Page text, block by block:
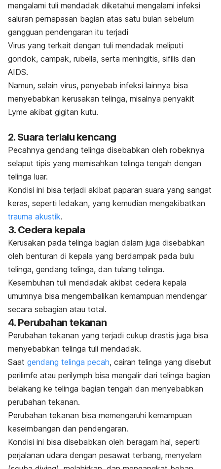
mengalami tuli mendadak diketahui mengalami infeksi
saluran pernapasan bagian atas satu bulan sebelum
gangguan pendengaran itu terjadi
Virus yang terkait dengan tuli mendadak meliputi
gondok, campak, rubella, serta meningitis, sifilis dan
AIDS.
Namun, selain virus, penyebab infeksi lainnya bisa
menyebabkan kerusakan telinga, misalnya penyakit
Lyme akibat gigitan kutu.
2. Suara terlalu kencang
Pecahnya gendang telinga disebabkan oleh robeknya
selaput tipis yang memisahkan telinga tengah dengan
telinga luar.
Kondisi ini bisa terjadi akibat paparan suara yang sangat
keras, seperti ledakan, yang kemudian mengakibatkan
trauma akustik.
3. Cedera kepala
Kerusakan pada telinga bagian dalam juga disebabkan
oleh benturan di kepala yang berdampak pada bulu
telinga, gendang telinga, dan tulang telinga.
Kesembuhan tuli mendadak akibat cedera kepala
umumnya bisa mengembalikan kemampuan mendengar
secara sebagian atau total.
4. Perubahan tekanan
Perubahan tekanan yang terjadi cukup drastis juga bisa
menyebabkan telinga tuli mendadak.
Saat gendang telinga pecah, cairan telinga yang disebut
perilimfe atau perilymph bisa mengalir dari telinga bagian
belakang ke telinga bagian tengah dan menyebabkan
perubahan tekanan.
Perubahan tekanan bisa memengaruhi kemampuan
keseimbangan dan pendengaran.
Kondisi ini bisa disebabkan oleh beragam hal, seperti
perjalanan udara dengan pesawat terbang, menyelam